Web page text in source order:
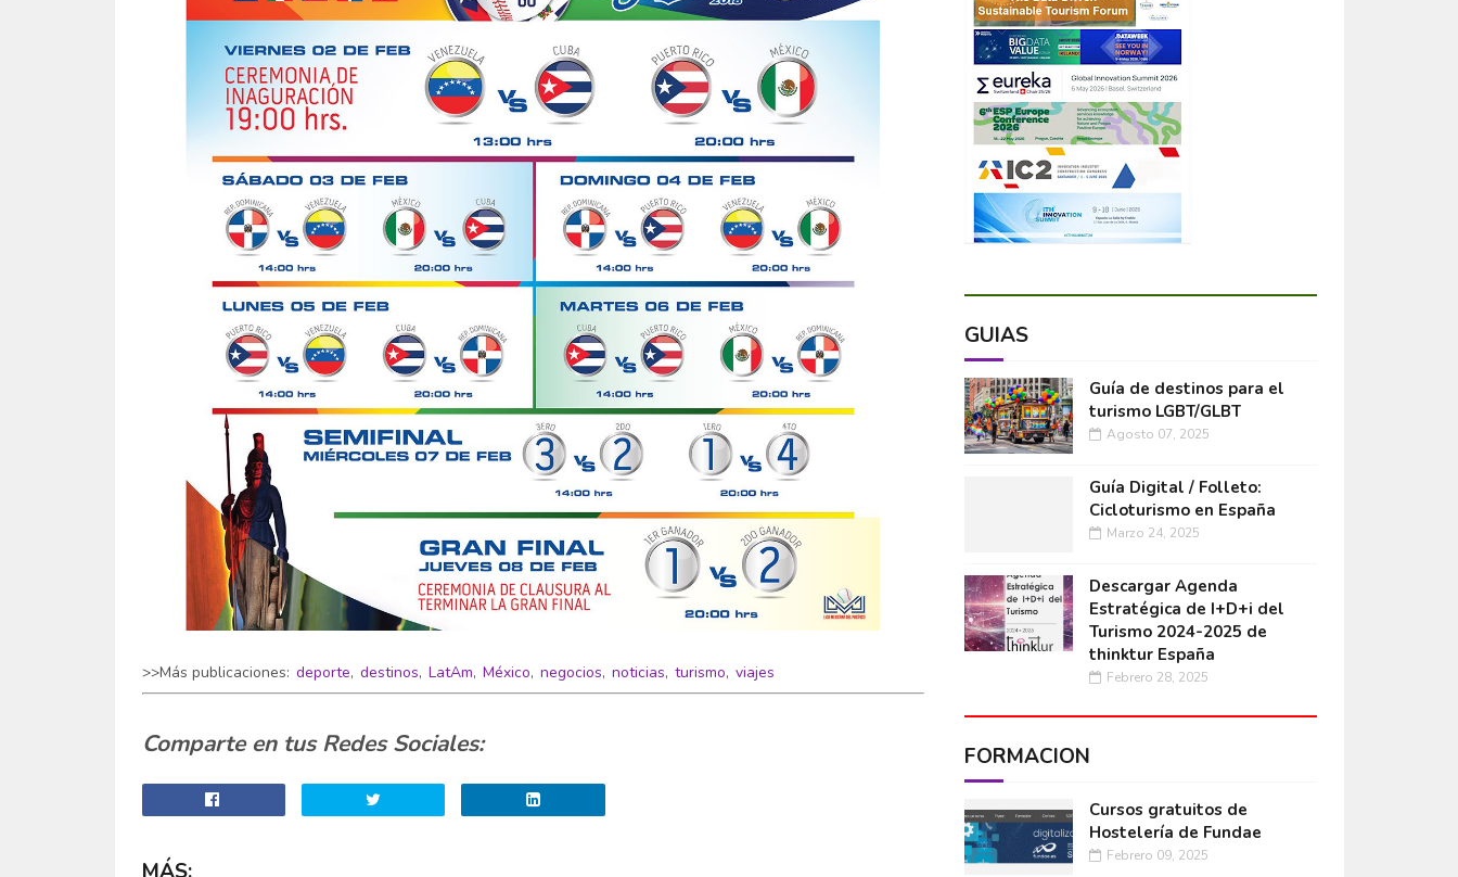
>>Más publicaciones: deporte, destinos, LatAm, México, negocios, noticias, turismo, viajes
Comparte en tus Redes Sociales:
GUÍAS
Guía de destinos para el
turismo LGBT/GLBT
Agosto 07, 2025
Guía Digital / Folleto:
Cicloturismo en España
Marzo 24, 2025
Descargar Agenda
Estratégica de I+D+i del
Turismo 2024-2025 de
thinktur España
Febrero 28, 2025
FORMACIÓN
Cursos gratuitos de
Hostelería de Fundae
Febrero 09, 2025